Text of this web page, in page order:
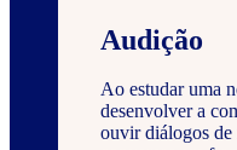
Audição
Ao estudar uma
desenvolver a
ouvir diálogos de